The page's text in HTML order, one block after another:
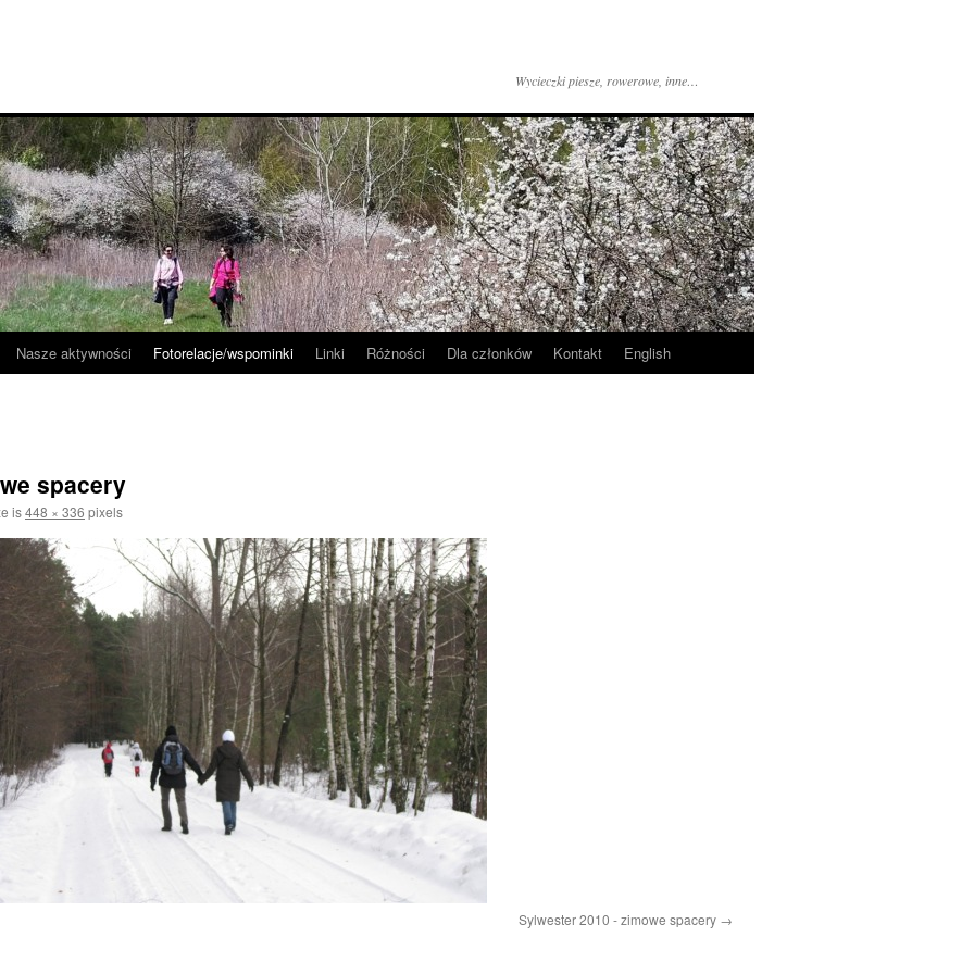
Wycieczki piesze, rowerowe, inne…
Nasze aktywności Fotorelacje/wspominki Linki Różności Dla członków Kontakt English
spacery
is448 × 336 pixels
Sylwester 2010 - zimowe spacery